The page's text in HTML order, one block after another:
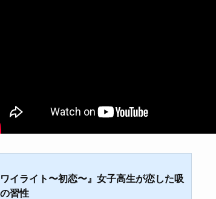
イライト〜初恋〜』女子高生が恋した吸
習性